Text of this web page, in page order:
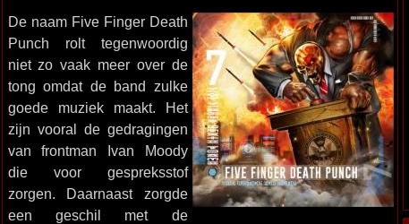
De naam Five Finger Death
Punch rolt tegenwoordig
niet zo vaak meer over de
tong omdat de band zulke
goede muziek maakt. Het
zijn vooral de gedragingen
van frontman Ivan Moody
die voor gespreksstof
zorgen. Daarnaast zorgde
een geschil met de